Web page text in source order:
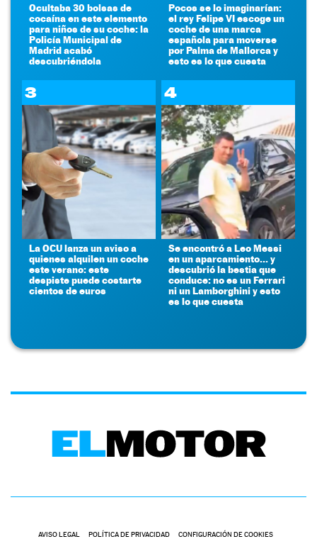
Ocultaba 30 bolsas de
cocaína en este elemento
para niños de su coche: la
Policía Municipal de
Madrid acabó
descubriéndola
Pocos se lo imaginarían:
el rey Felipe VI escoge un
coche de una marca
española para moverse
por Palma de Mallorca y
esto es lo que cuesta
3
La OCU lanza un aviso a
quienes alquilen un coche
este verano: este
despiste puede costarte
cientos de euros
4
Se encontró a Leo Messi
en un aparcamiento... y
descubrió la bestia que
conduce: no es un Ferrari
ni un Lamborghini y esto
es lo que cuesta
AVISO LEGAL POLÍTICA DE PRIVACIDAD CONFIGURACIÓN DE COOKIES